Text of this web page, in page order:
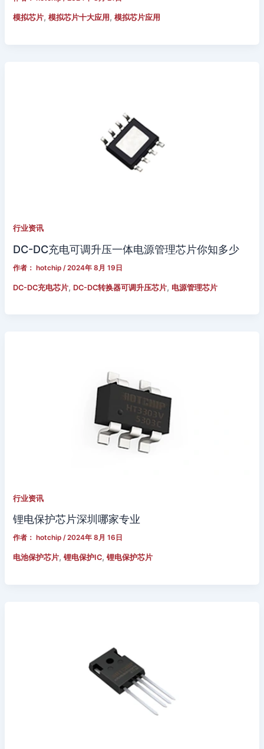
模拟芯片,模拟芯片十大应用 ,模拟芯片应用
行业资讯
DC-DC充电可调升压一体电源管理芯片你知多少
作者： hotchip/2024年 8月 19日
DC-DC充电芯片, DC-DC转换器可调升压芯片, 电源管理芯片
行业资讯
锂电保护芯片深圳哪家专业
作者： hotchip/2024年 8月 16日
电池保护芯片,锂电保护IC,锂电保护芯片